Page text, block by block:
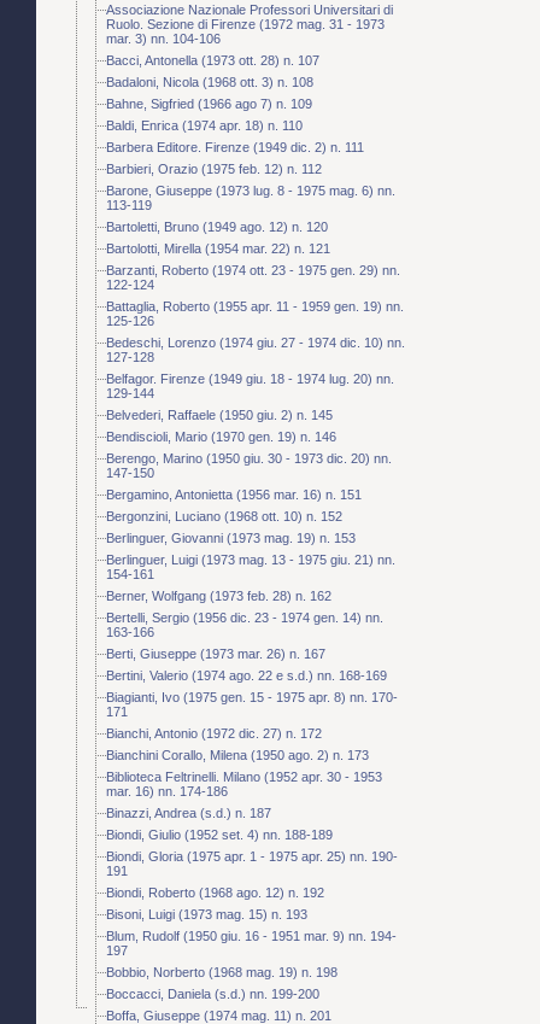
Associazione Nazionale Professori Universitari di
Ruolo. Sezione di Firenze (1972 mag. 31 - 1973
mar. 3) nn. 104-106
Bacci, Antonella (1973 ott. 28) n. 107
Badaloni, Nicola (1968 ott. 3) n. 108
Bahne, Sigfried (1966 ago 7) n. 109
Baldi, Enrica (1974 apr. 18) n. 110
Barbera Editore. Firenze (1949 dic. 2) n. 111
Barbieri, Orazio (1975 feb. 12) n. 112
Barone, Giuseppe (1973 lug. 8 - 1975 mag. 6) nn.
113-119
Bartoletti, Bruno (1949 ago. 12) n. 120
Bartolotti, Mirella (1954 mar. 22) n. 121
Barzanti, Roberto (1974 ott. 23 - 1975 gen. 29) nn.
122-124
Battaglia, Roberto (1955 apr. 11 - 1959 gen. 19) nn.
125-126
Bedeschi, Lorenzo (1974 giu. 27 - 1974 dic. 10) nn.
127-128
Belfagor. Firenze (1949 giu. 18 - 1974 lug. 20) nn.
129-144
Belvederi, Raffaele (1950 giu. 2) n. 145
Bendiscioli, Mario (1970 gen. 19) n. 146
Berengo, Marino (1950 giu. 30 - 1973 dic. 20) nn.
147-150
Bergamino, Antonietta (1956 mar. 16) n. 151
Bergonzini, Luciano (1968 ott. 10) n. 152
Berlinguer, Giovanni (1973 mag. 19) n. 153
Berlinguer, Luigi (1973 mag. 13 - 1975 giu. 21) nn.
154-161
Berner, Wolfgang (1973 feb. 28) n. 162
Bertelli, Sergio (1956 dic. 23 - 1974 gen. 14) nn.
163-166
Berti, Giuseppe (1973 mar. 26) n. 167
Bertini, Valerio (1974 ago. 22 e s.d.) nn. 168-169
Biagianti, Ivo (1975 gen. 15 - 1975 apr. 8) nn. 170-
171
Bianchi, Antonio (1972 dic. 27) n. 172
Bianchini Corallo, Milena (1950 ago. 2) n. 173
Biblioteca Feltrinelli. Milano (1952 apr. 30 - 1953
mar. 16) nn. 174-186
Binazzi, Andrea (s.d.) n. 187
Biondi, Giulio (1952 set. 4) nn. 188-189
Biondi, Gloria (1975 apr. 1 - 1975 apr. 25) nn. 190-
191
Biondi, Roberto (1968 ago. 12) n. 192
Bisoni, Luigi (1973 mag. 15) n. 193
Blum, Rudolf (1950 giu. 16 - 1951 mar. 9) nn. 194-
197
Bobbio, Norberto (1968 mag. 19) n. 198
Boccacci, Daniela (s.d.) nn. 199-200
Boffa, Giuseppe (1974 mag. 11) n. 201